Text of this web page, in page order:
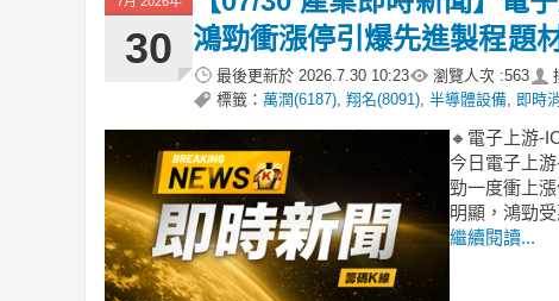
30
鴻勁衝漲停引爆先進製程題
最後更新於 2026.7.30 10:23 瀏覽人次 :563
標籤： 萬潤(6187) 翔名(8091) 半導體設備 即時
🔸電子上游-
今日電子上
勁一度衝上
明顯，鴻勁
繼續閱讀...